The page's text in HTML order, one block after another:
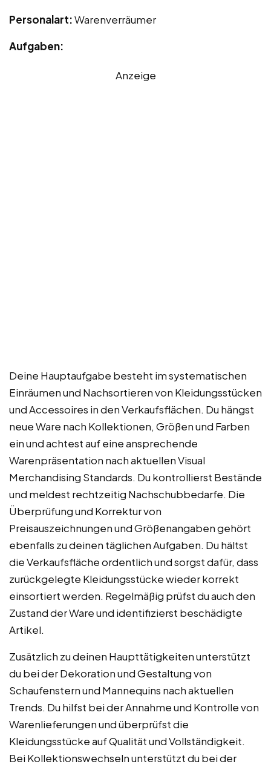
Personalart:Warenverräumer
Aufgaben:
Anzeige
Deine Hauptaufgabe besteht im systematischen
Einräumen und Nachsortieren von Kleidungsstücken
und Accessoires in den Verkaufsflächen. Du hängst
neue Ware nach Kollektionen, Größen und Farben
ein und achtest auf eine ansprechende
Warenpräsentation nach aktuellen Visual
Merchandising Standards. Du kontrollierst Bestände
und meldest rechtzeitig Nachschubbedarfe. Die
Überprüfung und Korrektur von
Preisauszeichnungen und Größenangaben gehört
ebenfalls zu deinen täglichen Aufgaben. Du hältst
die Verkaufsfläche ordentlich und sorgst dafür, dass
zurückgelegte Kleidungsstücke wieder korrekt
einsortiert werden. Regelmäßig prüfst du auch den
Zustand der Ware und identifizierst beschädigte
Artikel.
Zusätzlich zu deinen Haupttätigkeiten unterstützt
du bei der Dekoration und Gestaltung von
Schaufenstern und Mannequins nach aktuellen
Trends. Du hilfst bei der Annahme und Kontrolle von
Warenlieferungen und überprüfst die
Kleidungsstücke auf Qualität und Vollständigkeit.
Bei Kollektionswechseln unterstützt du bei der